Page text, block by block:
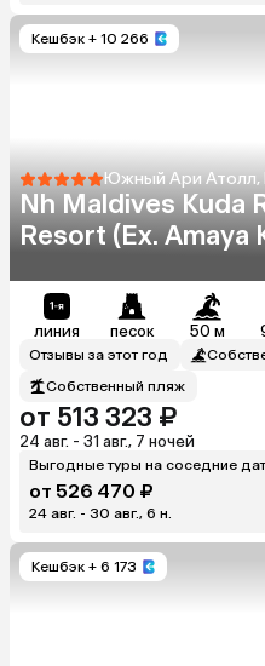
Кешбэк + 10 266
Южный Ари Атолл,
Nh Maldives Kuda
Resort (Ex. Amaya
линия песок 50 м
Отзывы за этот год
Собственный пляж
от 513 323 ₽
24 авг. - 31 авг., 7 ночей
Выгодные туры на соседние
от 526 470 ₽
24 авг. - 30 авг., 6 н.
Кешбэк + 6 173